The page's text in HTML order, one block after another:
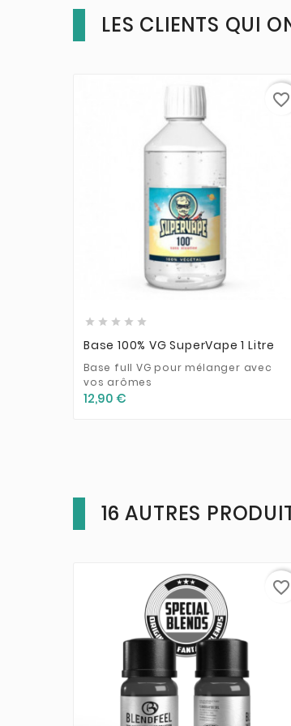
LES CLIENTS QUI
  
    
Base 100% VG SuperVape 1 Litre
Base full VG pour mélanger avec
vos arômes
12,90 €
favorite_border
16 AUTRES
favorite_border